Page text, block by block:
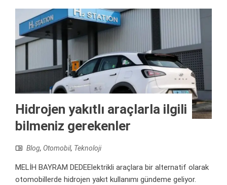
Hidrojen yakıtlı araçlarla ilgili
bilmeniz gerekenler
Blog, Otomobil, Teknoloji
MELİH BAYRAM DEDEElektrikli araçlara bir alternatif olarak
otomobillerde hidrojen yakıt kullanımı gündeme geliyor.